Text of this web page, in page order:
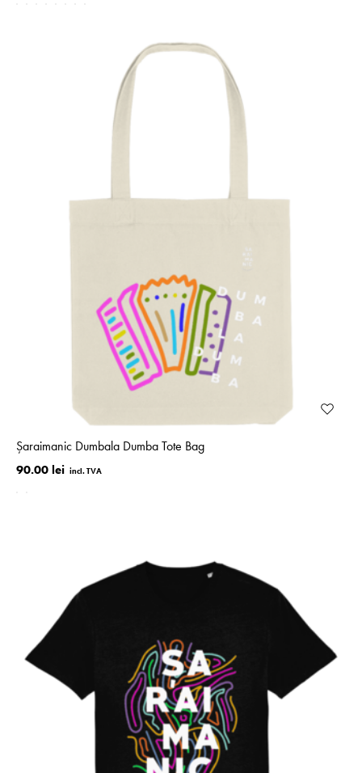
Șaraimanic Dumbala Dumba Tote Bag
90.00 lei